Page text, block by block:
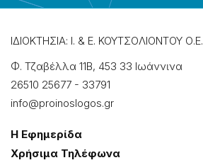
ΙΔΙΟΚΤΗΣΙΑ: Ι. & Ε. ΚΟΥΤΣΟΛΙΟΝΤΟΥ Ο.Ε.
Φ. Τζαβέλλα 11Β, 453 33 Ιωάννɩνα
26510 25677 - 33791
info@proinoslogos.gr
Η Εφημερίδα
Χρήσɩμα Τηλέφωνα